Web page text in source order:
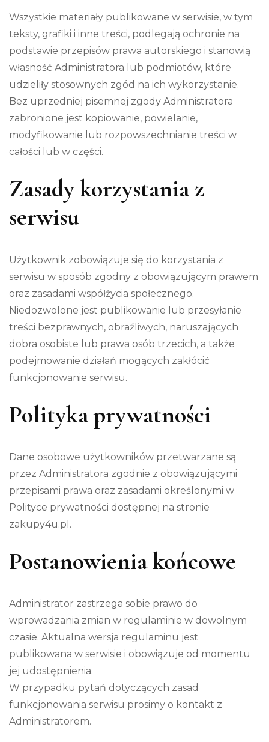
Wszystkie materiały publikowane w serwisie, w tym
teksty, grafiki i inne treści, podlegają ochronie na
podstawie przepisów prawa autorskiego i stanowią
własność Administratora lub podmiotów, które
udzieliły stosownych zgód na ich wykorzystanie.
Bez uprzedniej pisemnej zgody Administratora
zabronione jest kopiowanie, powielanie,
modyfikowanie lub rozpowszechnianie treści w
całości lub w części.
Zasady korzystania z
serwisu
Użytkownik zobowiązuje się do korzystania z
serwisu w sposób zgodny z obowiązującym prawem
oraz zasadami współżycia społecznego.
Niedozwolone jest publikowanie lub przesyłanie
treści bezprawnych, obraźliwych, naruszających
dobra osobiste lub prawa osób trzecich, a także
podejmowanie działań mogących zakłócić
funkcjonowanie serwisu.
Polityka prywatności
Dane osobowe użytkowników przetwarzane są
przez Administratora zgodnie z obowiązującymi
przepisami prawa oraz zasadami określonymi w
Polityce prywatności dostępnej na stronie
zakupy4u.pl.
Postanowienia końcowe
Administrator zastrzega sobie prawo do
wprowadzania zmian w regulaminie w dowolnym
czasie. Aktualna wersja regulaminu jest
publikowana w serwisie i obowiązuje od momentu
jej udostępnienia.
W przypadku pytań dotyczących zasad
funkcjonowania serwisu prosimy o kontakt z
Administratorem.